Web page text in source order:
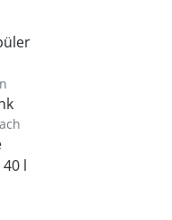
l